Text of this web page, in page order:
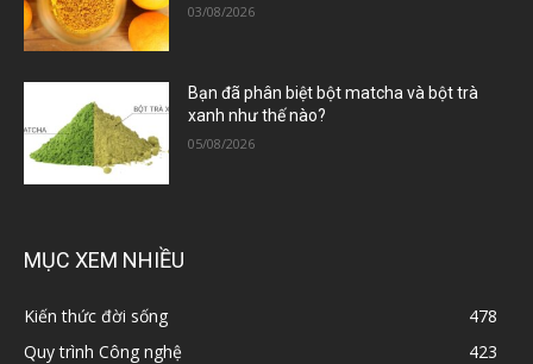
03/08/2026
Bạn đã phân biệt bột matcha và bột trà
xanh như thế nào?
05/08/2026
MỤC XEM NHIỀU
Kiến thức đời sống
478
Quy trình Công nghệ
423